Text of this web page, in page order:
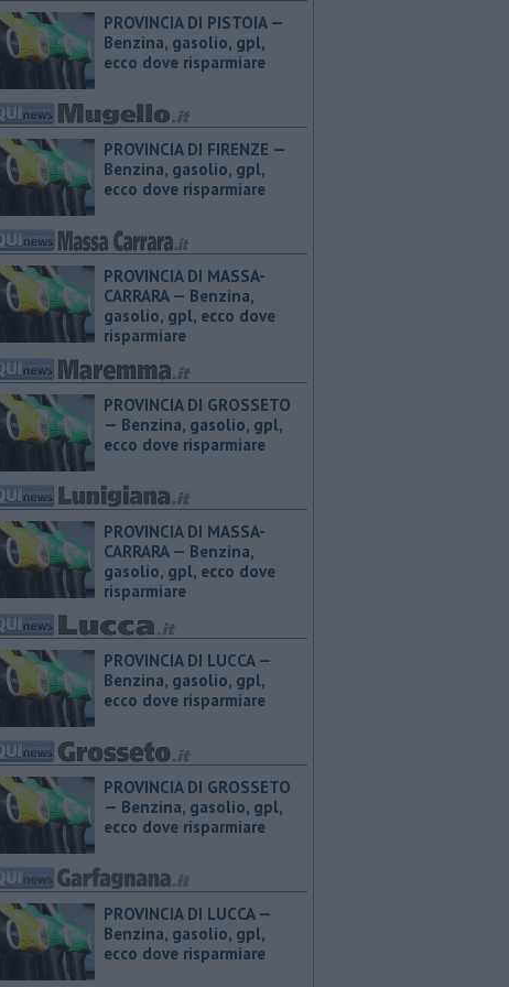
PROVINCIA DI PISTOIA — ​
Benzina, gasolio, gpl,
ecco dove risparmiare
PROVINCIA DI FIRENZE — ​
Benzina, gasolio, gpl,
ecco dove risparmiare
PROVINCIA DI MASSA-
CARRARA — ​Benzina,
gasolio, gpl, ecco dove
risparmiare
PROVINCIA DI GROSSETO
— ​Benzina, gasolio, gpl,
ecco dove risparmiare
PROVINCIA DI MASSA-
CARRARA — ​Benzina,
gasolio, gpl, ecco dove
risparmiare
PROVINCIA DI LUCCA — ​
Benzina, gasolio, gpl,
ecco dove risparmiare
PROVINCIA DI GROSSETO
— ​Benzina, gasolio, gpl,
ecco dove risparmiare
PROVINCIA DI LUCCA — ​
Benzina, gasolio, gpl,
ecco dove risparmiare